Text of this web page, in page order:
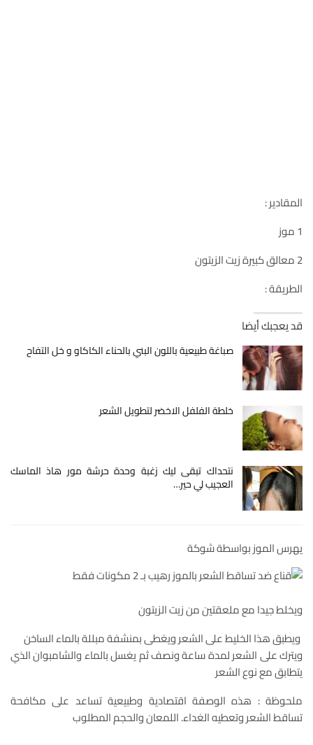
المقادير :
1 موز
2 معالق كبيرة زيت الزيتون
الطريقة :
قد يعجبك أيضا
صباغة طبيعية باللون البني بالحناء الكاكاو و خل التفاح
خلطة الفلفل الاخضر لتطويل الشعر
نتحداك تبقى ليك زغبة وحدة حرشة مور هاذ الماسك
العجيب لي حير…
يهرس الموز بواسطة شوكة
ويخلط جيدا مع ملعقتين من زيت الزيتون
ويطبق هذا الخليط على الشعر ويغطى بمنشفة مبللة بالماء الساخن
ويترك على الشعر لمدة ساعة ونصف ثم يغسل بالماء والشامبوان الذي
يتطابق مع نوع الشعر
ملحوظة : هذه الوصفة اقتصادية وطبيعية تساعد على مكافحة
تساقط الشعر وتعطيه الغداء. اللمعان والحجم المطلوب